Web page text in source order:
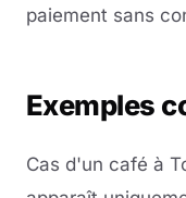
paiement sans
Exemples
Cas d'un café à